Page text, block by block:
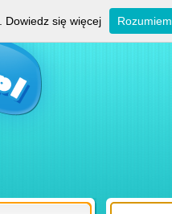
Dowiedz się więcej Rozumiem